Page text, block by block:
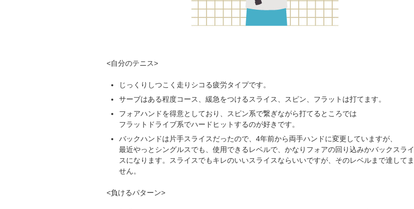
<自分のテニス>
じっくりしつこく走りシコる疲労タイプです。
サーブはある程度コース、緩急をつけるスライス、スピン、フラットは打てます。
フォアハンドを得意としており、スピン系で繋ぎながら打てるところでは
フラットドライブ系でハードヒットするのが好きです。
バックハンドは片手スライスだったので、4年前から両手ハンドに変更していますが、
最近やっとシングルスでも、使用できるレベルで、かなりフォアの回り込みかバックスライ
スになります。スライスでもキレのいいスライスならいいですが、そのレベルまで達してま
せん。
<負けるパターン>